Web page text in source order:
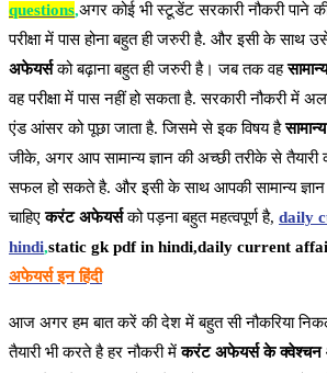
questions,अगर कोई भी स्टूडेंट सरकारी नौकरी पाने
परीक्षा में पास होना बहुत ही जरुरी है. और इसी के साथ
अफेयर्सको बढ़ाना बहुत ही जरुरी है। जब तक वह
वह परीक्षा में पास नहीं हो सकता है. सरकारी नौकरी में
एंड आंसर को पूछा जाता है. जिसमे से इक विषय है
जीके, अगर आप सामान्य ज्ञान की अच्छी तरीके से तैयारी
सफल हो सकते है. और इसी के साथ आपकी सामान्य ज्ञान
चाहिएकरंट अफेयर्सको पड़ना बहुत महत्वपूर्ण है, daily
hindi,static gk pdf in hindi,daily current
अफेयर्स इन हिंदी
आज अगर हम बात करें की देश में बहुत सी नौकरिया
तैयारी भी करते है हर नौकरी मेंकरंट अफेयर्स के